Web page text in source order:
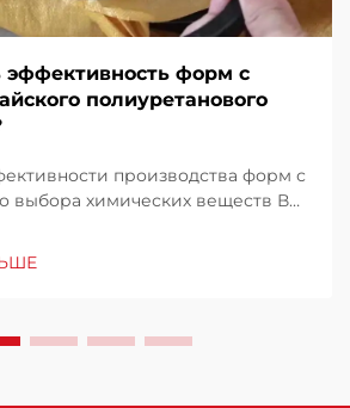
эффективность форм с
полиуретанового
производства форм с
выбора химических веществ В
необходимость.